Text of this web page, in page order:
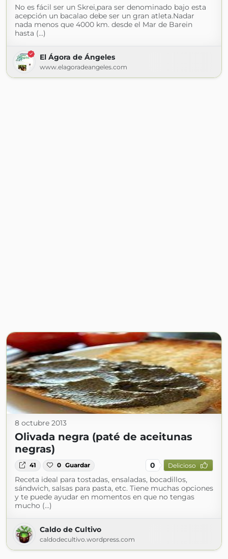
No es fácil ser un Skrei,para ser denominado bajo esta
acepción un bacalao debe ser un gran atleta.Nadar
nada menos que 4000 km. desde el Mar de Barein
hasta (...)
El Ágora de Ángeles
www.elagoradeangeles.com
8 octubre 2013
Olivada negra (paté de aceitunas
negras)
41 0 Guardar 0 Delicioso
Receta ideal para tostadas, ensaladas, bocadillos,
sándwich, salsas para pasta, etc. Tiene muchas opciones
y te puede ayudar en momentos en que no tengas
mucho (...)
Caldo de Cultivo
caldodecultivo.wordpress.com